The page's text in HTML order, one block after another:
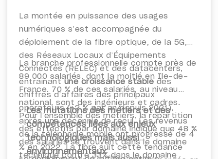
La montée en puissance des usages
numériques s’est accompagnée du
déploiement de la fibre optique, de la 5G,
des Réseaux Locaux d’Équipements
Connectés (RELEC) et des datacenters,
entrainant une croissance stable des
chiffres d’affaires des principaux
opérateurs (+2 % par an depuis 2021),
après une décennie de recul. Les revenus
de la téléphonie mobile ont progressé de 4
% en 2022. La fibre suit cette tendance
La branche professionnelle compte près de
89 000 salariés, dont la moitié en Ile-de-
France. 70 % de ces salariés, au niveau
national, sont des ingénieurs et cadres.
Pour l’ensemble des métiers, la répartition
des effectifs par domaine indique que 48 %
des salariés se trouvent dans le domaine
technique contre 33% dans le domaine
Les mutations des métiers et des
compétences liées aux enjeux
technologiques mais aussi
environnementaux